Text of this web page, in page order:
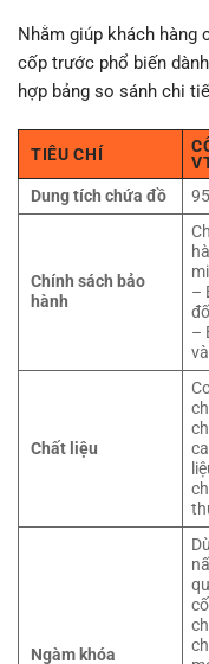
Nhằm giúp khách hàng
cốp trước phổ biến
hợp bảng so sánh chi
TIÊU CHÍ
Dung tích chứa đồ
Chính sách bảo
hành
–
–
Chất liệu
Ngàm khóa